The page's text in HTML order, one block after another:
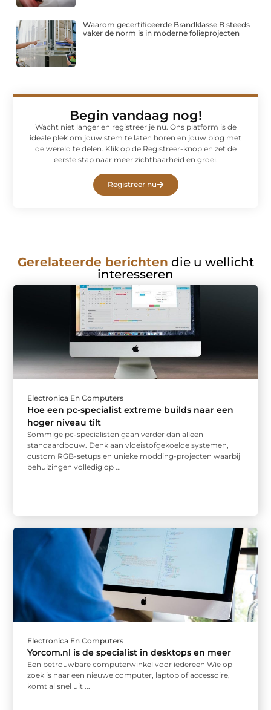
Waarom gecertificeerde Brandklasse B steeds
vaker de norm is in moderne folieprojecten
Begin vandaag nog!
Wacht niet langer en registreer je nu. Ons platform is de
ideale plek om jouw stem te laten horen en jouw blog met
de wereld te delen. Klik op de Registreer-knop en zet de
eerste stap naar meer zichtbaarheid en groei.
Registreer nu
Gerelateerde berichten die u wellicht
interesseren
Electronica En Computers
Hoe een pc-specialist extreme builds naar een
hoger niveau tilt
Sommige pc-specialisten gaan verder dan alleen
standaardbouw. Denk aan vloeistofgekoelde systemen,
custom RGB-setups en unieke modding-projecten waarbij
behuizingen volledig op ...
Electronica En Computers
Yorcom.nl is de specialist in desktops en meer
Een betrouwbare computerwinkel voor iedereen Wie op
zoek is naar een nieuwe computer, laptop of accessoire,
komt al snel uit ...